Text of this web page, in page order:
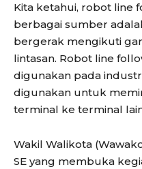
Kita ketahui, robot line
berbagai sumber
bergerak mengikuti
lintasan. Robot line
digunakan pada
digunakan untuk
terminal ke terminal
Wakil Walikota
SE yang membuka